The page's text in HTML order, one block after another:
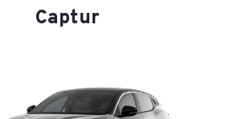
Captur